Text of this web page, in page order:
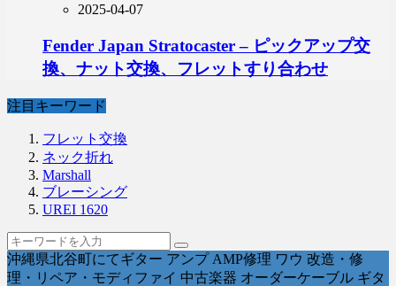
2025-04-07
Fender Japan Stratocaster – ピックアップ交
換、ナット交換、フレットすり合わせ
注目キーワード
フレット交換
ネック折れ
Marshall
ブレーシング
UREI 1620
沖縄県北谷町にてギター アンプ AMP修理 ワウ 改造・修
理・リペア・モディファイ 中古楽器 オーダーケーブル ギタ